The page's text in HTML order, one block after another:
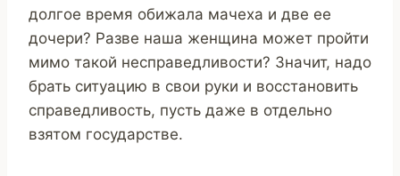
долгое время обижала мачеха и две ее
дочери? Разве наша женщина может пройти
мимо такой несправедливости? Значит, надо
брать ситуацию в свои руки и восстановить
справедливость, пусть даже в отдельно
взятом государстве.